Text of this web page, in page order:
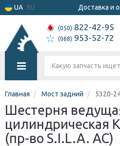
UA RU Доставка и
(050) 822-42-95
(068) 953-52-72
Главная Мост задний 5320-
Шестерня
цилиндрическая
(пр-во S.I.L.A. AC)